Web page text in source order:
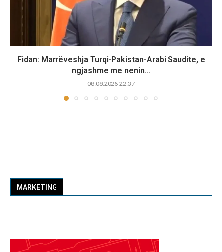
Fidan: Marrëveshja Turqi-Pakistan-Arabi Saudite, e
ngjashme me nenin...
08.08.2026 22:37
MARKETING